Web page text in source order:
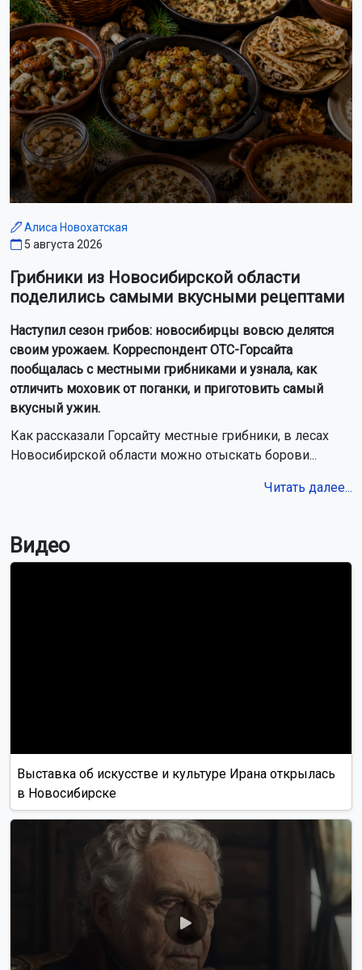
Алиса Новохатская
5 августа 2026
Грибники из Новосибирской области
поделились самыми вкусными рецептами
Наступил сезон грибов: новосибирцы вовсю делятся
своим урожаем. Корреспондент ОТС-Горсайта
пообщалась с местными грибниками и узнала, как
отличить моховик от поганки, и приготовить самый
вкусный ужин.
Как рассказали Горсайту местные грибники, в лесах
Новосибирской области можно отыскать борови...
Читать далее...
Видео
Выставка об искусстве и культуре Ирана открылась
в Новосибирске